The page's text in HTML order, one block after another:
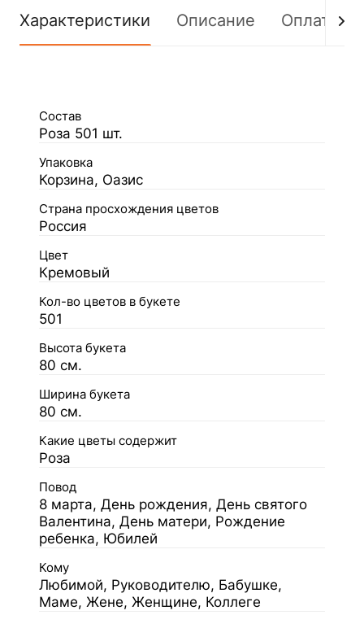
Характеристики Описание Оплата
Состав
Роза 501 шт.
Упаковка
Корзина, Оазис
Страна просхождения цветов
Россия
Цвет
Кремовый
Кол-во цветов в букете
501
Высота букета
80 см.
Ширина букета
80 см.
Какие цветы содержит
Роза
Повод
8 марта, День рождения, День святого
Валентина, День матери, Рождение
ребенка, Юбилей
Кому
Любимой, Руководителю, Бабушке,
Маме, Жене, Женщине, Коллеге